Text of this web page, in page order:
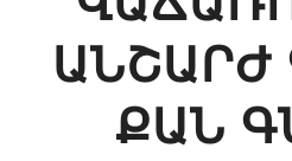
ԱՆՇԱՐԺ
ՔԱՆ